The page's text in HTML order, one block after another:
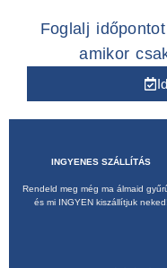
INGYENES SZÁLLÍTÁS
Rendeld meg még ma álmaid
és mi INGYEN kiszállítjuk neked!
Foglalj
amikor